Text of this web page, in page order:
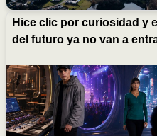
Hice clic por curiosidad y
del futuro ya no van a